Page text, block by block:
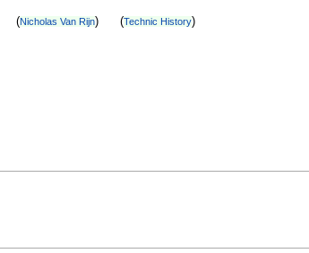
(Nicholas Van Rijn) (Technic History)